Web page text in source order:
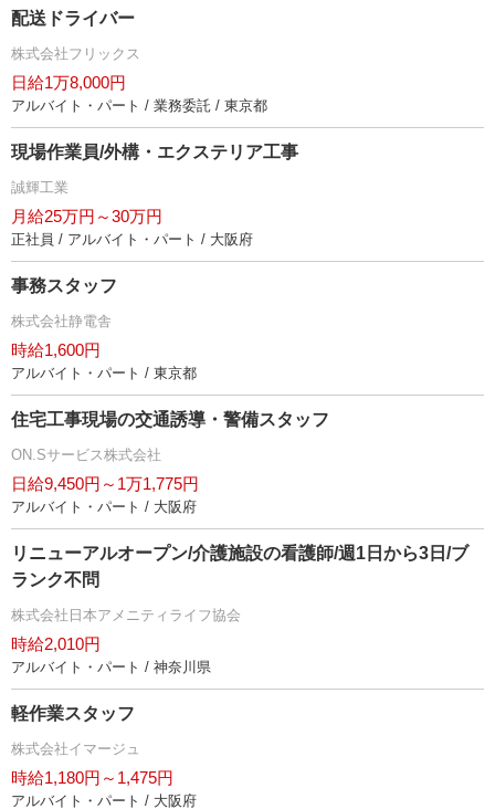
配送ドライバー
株式会社フリックス
日給1万8,000円
アルバイト・パート / 業務委託 / 東京都
現場作業員/外構・エクステリア工事
誠輝工業
月給25万円～30万円
正社員 / アルバイト・パート / 大阪府
事務スタッフ
株式会社静電舎
時給1,600円
アルバイト・パート / 東京都
住宅工事現場の交通誘導・警備スタッフ
ON.Sサービス株式会社
日給9,450円～1万1,775円
アルバイト・パート / 大阪府
リニューアルオープン/介護施設の看護師/週1日から3日/ブ
ランク不問
株式会社日本アメニティライフ協会
時給2,010円
アルバイト・パート / 神奈川県
軽作業スタッフ
株式会社イマージュ
時給1,180円～1,475円
アルバイト・パート / 大阪府